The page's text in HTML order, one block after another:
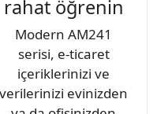
rahat öğrenin
Modern AM241
serisi, e-ticaret
içeriklerinizi ve
verilerinizi evinizden